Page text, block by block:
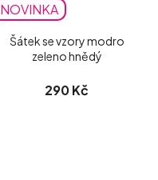
NOVINKA
Šátek se vzory modro
zeleno hnědý
290 Kč